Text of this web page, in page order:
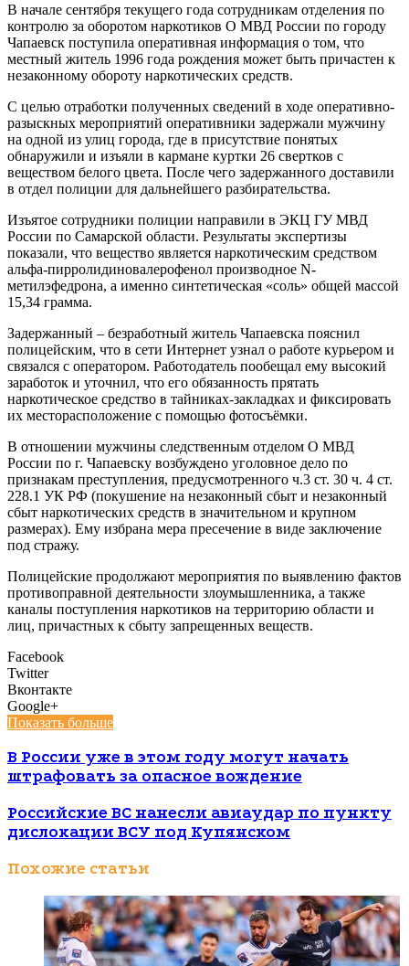
В начале сентября текущего года сотрудникам отделения по
контролю за оборотом наркотиков О МВД России по городу
Чапаевск поступила оперативная информация о том, что
местный житель 1996 года рождения может быть причастен к
незаконному обороту наркотических средств.
С целью отработки полученных сведений в ходе оперативно-
разыскных мероприятий оперативники задержали мужчину
на одной из улиц города, где в присутствие понятых
обнаружили и изъяли в кармане куртки 26 свертков с
веществом белого цвета. После чего задержанного доставили
в отдел полиции для дальнейшего разбирательства.
Изъятое сотрудники полиции направили в ЭКЦ ГУ МВД
России по Самарской области. Результаты экспертизы
показали, что вещество является наркотическим средством
альфа-пирролидиновалерофенол производное N-
метилэфедрона, а именно синтетическая «соль» общей массой
15,34 грамма.
Задержанный – безработный житель Чапаевска пояснил
полицейским, что в сети Интернет узнал о работе курьером и
связался с оператором. Работодатель пообещал ему высокий
заработок и уточнил, что его обязанность прятать
наркотическое средство в тайниках-закладках и фиксировать
их месторасположение с помощью фотосъёмки.
В отношении мужчины следственным отделом О МВД
России по г. Чапаевску возбуждено уголовное дело по
признакам преступления, предусмотренного ч.3 ст. 30 ч. 4 ст.
228.1 УК РФ (покушение на незаконный сбыт и незаконный
сбыт наркотических средств в значительном и крупном
размерах). Ему избрана мера пресечение в виде заключение
под стражу.
Полицейские продолжают мероприятия по выявлению фактов
противоправной деятельности злоумышленника, а также
каналы поступления наркотиков на территорию области и
лиц, причастных к сбыту запрещенных веществ.
Facebook
Twitter
Вконтакте
Google+
Показать больше
В России уже в этом году могут начать
штрафовать за опасное вождение
Российские ВС нанесли авиаудар по пункту
дислокации ВСУ под Купянском
Похожие статьи